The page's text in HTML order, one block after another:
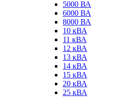
5000 ВА
6000 ВА
8000 ВА
10 кВА
11 кВА
12 кВА
13 кВА
14 кВА
15 кВА
20 кВА
25 кВА